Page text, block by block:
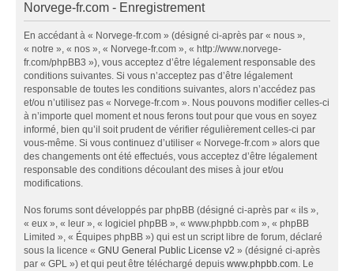
Norvege-fr.com - Enregistrement
En accédant à « Norvege-fr.com » (désigné ci-après par « nous »,
« notre », « nos », « Norvege-fr.com », « http://www.norvege-
fr.com/phpBB3 »), vous acceptez d’être légalement responsable des
conditions suivantes. Si vous n’acceptez pas d’être légalement
responsable de toutes les conditions suivantes, alors n’accédez pas
et/ou n’utilisez pas « Norvege-fr.com ». Nous pouvons modifier celles-ci
à n’importe quel moment et nous ferons tout pour que vous en soyez
informé, bien qu’il soit prudent de vérifier régulièrement celles-ci par
vous-même. Si vous continuez d’utiliser « Norvege-fr.com » alors que
des changements ont été effectués, vous acceptez d’être légalement
responsable des conditions découlant des mises à jour et/ou
modifications.
Nos forums sont développés par phpBB (désigné ci-après par « ils »,
« eux », « leur », « logiciel phpBB », « www.phpbb.com », « phpBB
Limited », « Équipes phpBB ») qui est un script libre de forum, déclaré
sous la licence « GNU General Public License v2 » (désigné ci-après
par « GPL ») et qui peut être téléchargé depuis www.phpbb.com. Le